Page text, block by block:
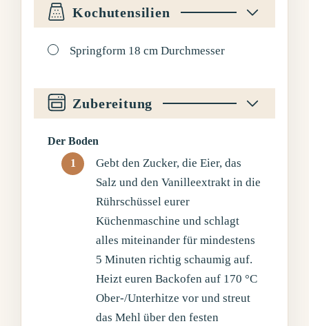
Kochutensilien
▢
Springform 18 cm Durchmesser
Zubereitung
Der Boden
Gebt den Zucker, die Eier, das
Salz und den Vanilleextrakt in die
Rührschüssel eurer
Küchenmaschine und schlagt
alles miteinander für mindestens
5 Minuten richtig schaumig auf.
Heizt euren Backofen auf 170 °C
Ober-/Unterhitze vor und streut
das Mehl über den festen